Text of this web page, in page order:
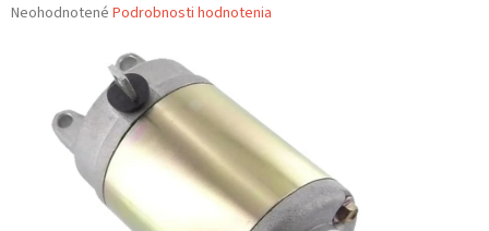
Priemerné
hviezdičiek.
Neohodnotené Podrobnosti hodnotenia